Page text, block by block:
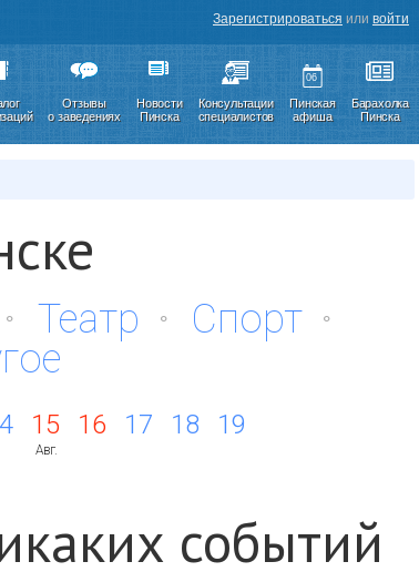
Зарегистрироваться или войти
Отзывы
о заведениях
Новости
Пинска
Консультации
специалистов
06
Пинская
афиша
Барахолка
Пинска
Театр
Спорт
15
Авг.
16 17 18 19
событий